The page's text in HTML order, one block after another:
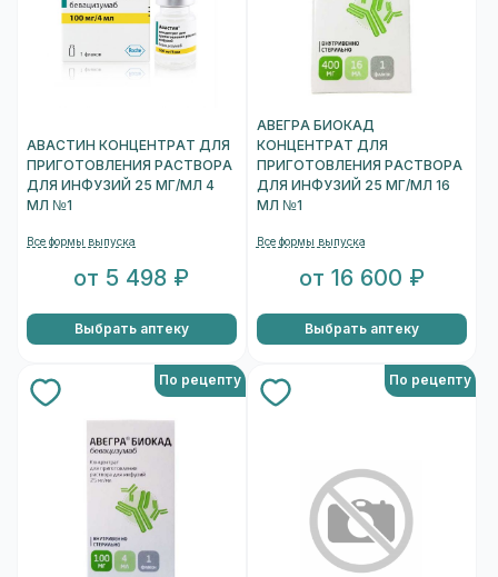
АВАСТИН КОНЦЕНТРАТ ДЛЯ
ПРИГОТОВЛЕНИЯ РАСТВОРА
ДЛЯ ИНФУЗИЙ 25 МГ/МЛ 4
МЛ №1
Все формы выпуска
от 5 498 ₽
Выбрать аптеку
АВЕГРА БИОКАД
КОНЦЕНТРАТ ДЛЯ
ПРИГОТОВЛЕНИЯ РАСТВОРА
ДЛЯ ИНФУЗИЙ 25 МГ/МЛ 16
МЛ №1
Все формы выпуска
от 16 600 ₽
Выбрать аптеку
По рецепту По рецепту